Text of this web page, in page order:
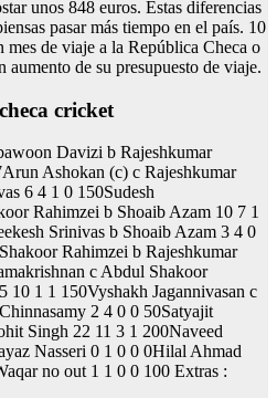
unos 848 euros. Estas diferencias
pasar más tiempo en el país. 10
mes de viaje a la República Checa o
aumento de su presupuesto de viaje.
cricket
Davizi b Rajeshkumar
Ashokan (c) c Rajeshkumar
6 4 1 0 150Sudesh
Rahimzei b Shoaib Azam 10 7 1
Srinivas b Shoaib Azam 3 4 0
Rahimzei b Rajeshkumar
c Abdul Shakoor
1 1 150Vyshakh Jagannivasan c
2 4 0 0 50Satyajit
Singh 22 11 3 1 200Naveed
Nasseri 0 1 0 0 0Hilal Ahmad
no out 1 1 0 0 100 Extras :